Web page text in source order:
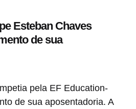
Esteban Chaves
de sua
pela EF Education-
de sua aposentadoria. A